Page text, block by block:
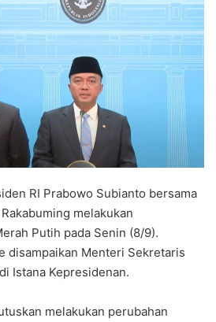
RI Prabowo Subianto bersama
melakukan
Putih pada Senin (8/9).
disampaikan Menteri Sekretaris
Istana Kepresidenan.
melakukan perubahan